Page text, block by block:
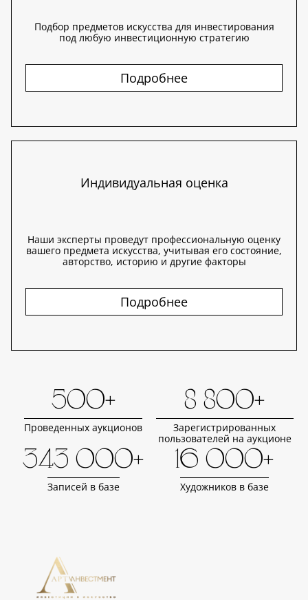
Подбор предметов искусства для инвестирования
под любую инвестиционную стратегию
Подробнее
Индивидуальная оценка
Наши эксперты проведут профессиональную оценку
вашего предмета искусства, учитывая его состояние,
авторство, историю и другие факторы
Подробнее
500+
Проведенных аукционов
8 800+
Зарегистрированных
пользователей на аукционе
343 000+
Записей в базе
16 000+
Художников в базе